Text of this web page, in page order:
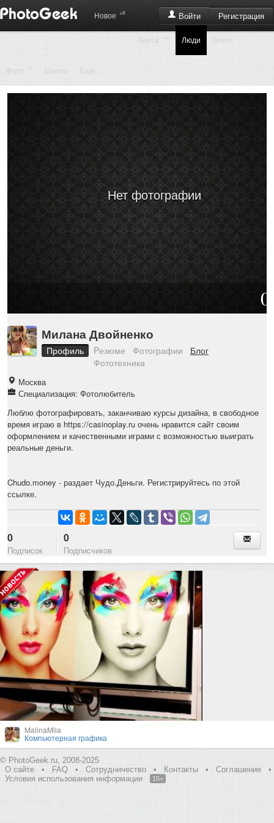
Войти Регистрация
Новое +8
Лента Люди Блоги
Фото Школа Еще ...
Нет фотографии
Милана Двойненко
Профиль Pезюме Фотографии
Блог
Фототехника
Москва
Специализация: Фотолюбитель
Люблю фотографировать, заканчиваю курсы дизайна, в свободное
время играю в https://casinoplay.ru очень нравится сайт своим
оформлением и качественными играми с возможностью выиграть
реальные деньги.
Chudo.money - раздает Чудо.Деньги. Регистрируйтесь по этой
ссылке.
0
Подписок
0
Подписчиков
MalinaMila
Компьютерная графика
© PhotoGeek.ru, 2008-2025
О сайте
• FAQ • Сотрудничество • Контакты • Соглашение
•
Условия использования информации
16+